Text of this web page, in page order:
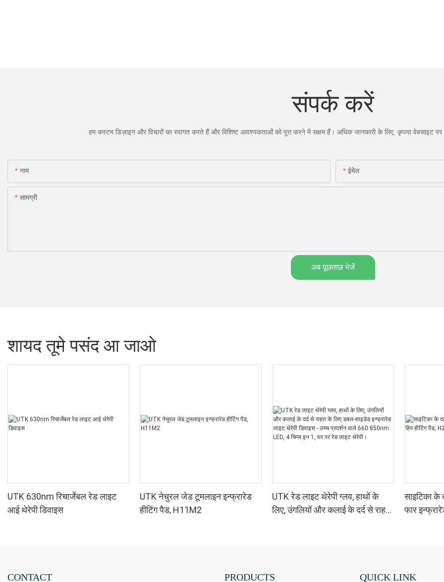
संपर्क करें
हम कस्टम डिज़ाइन और विचारों का स्वागत करते हैं और विशिष्ट आवश्यकताओं को पूरा करने में सक्षम हैं। अधिक जानकारी के लिए, कृपया वेबसाइट
नाम ईमेल
सामग्री
अब पूछताछ भेजें
शायद तूमे पसंद आ जाओ
UTK 630nm रिचार्जेबल रेड लाइट
आई थेरेपी डिवाइस
UTK नेचुरल जेड टूमलाइन इन्फ्रारेड
हीटिंग पैड, H11M2
UTK रेड लाइट थेरेपी ग्लव, हाथों के
लिए, उंगलियों और कलाई के दर्द से राहत
साइटिका के
फार
CONTACT PRODUCTS QUICK LINK